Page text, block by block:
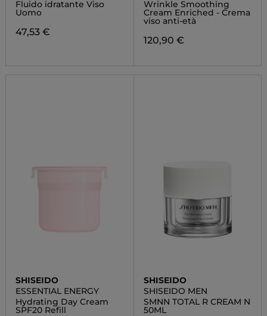
LIGHT FLUID
Fluido idratante Viso
Uomo
47,53 €
Wrinkle Smoothing
Cream Enriched - Crema
viso anti-età
120,90 €
SHISEIDO
ESSENTIAL ENERGY
Hydrating Day Cream
SPF20 Refill
SHISEIDO
SHISEIDO MEN
SMNN TOTAL R CREAM N
50ML